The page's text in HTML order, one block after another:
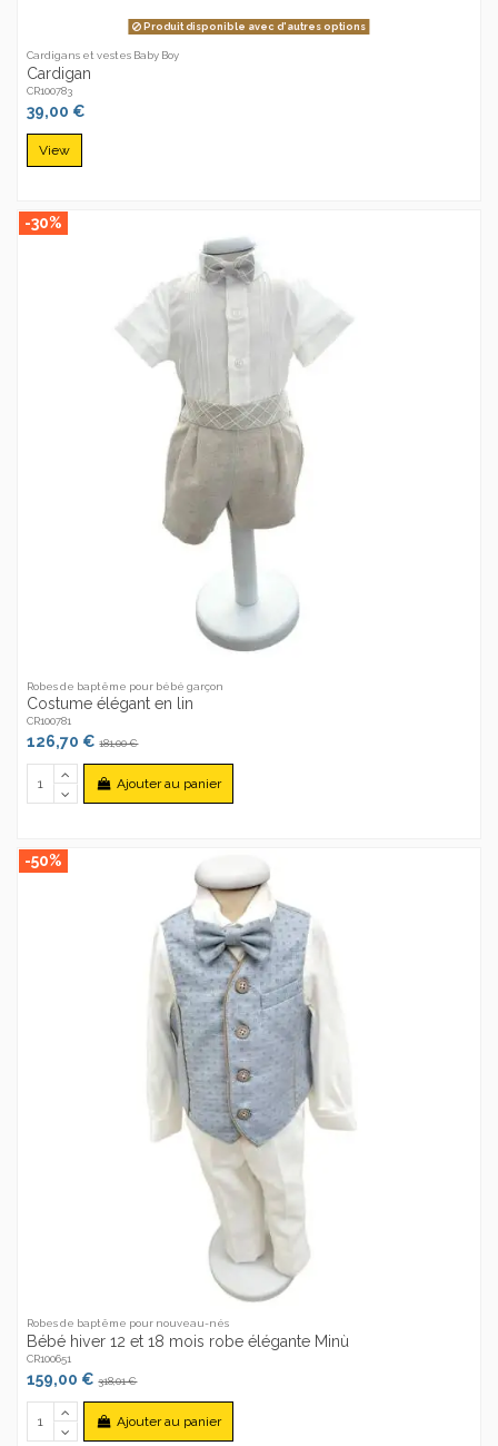
Produit disponible avec d'autres options
Cardigans et vestes Baby Boy
Cardigan
CR100783
39,00 €
View
-30%
Robes de baptême pour bébé garçon
Costume élégant en lin
CR100781
126,70 €181,00 €
Ajouter au panier
-50%
Robes de baptême pour nouveau-nés
Bébé hiver 12 et 18 mois robe élégante Minù
CR100651
159,00 €318,01 €
Ajouter au panier